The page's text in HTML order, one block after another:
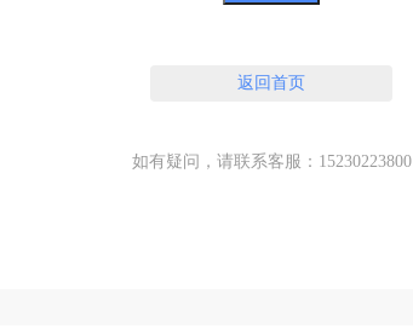
返回首页
如有疑问，请联系客服：15230223800